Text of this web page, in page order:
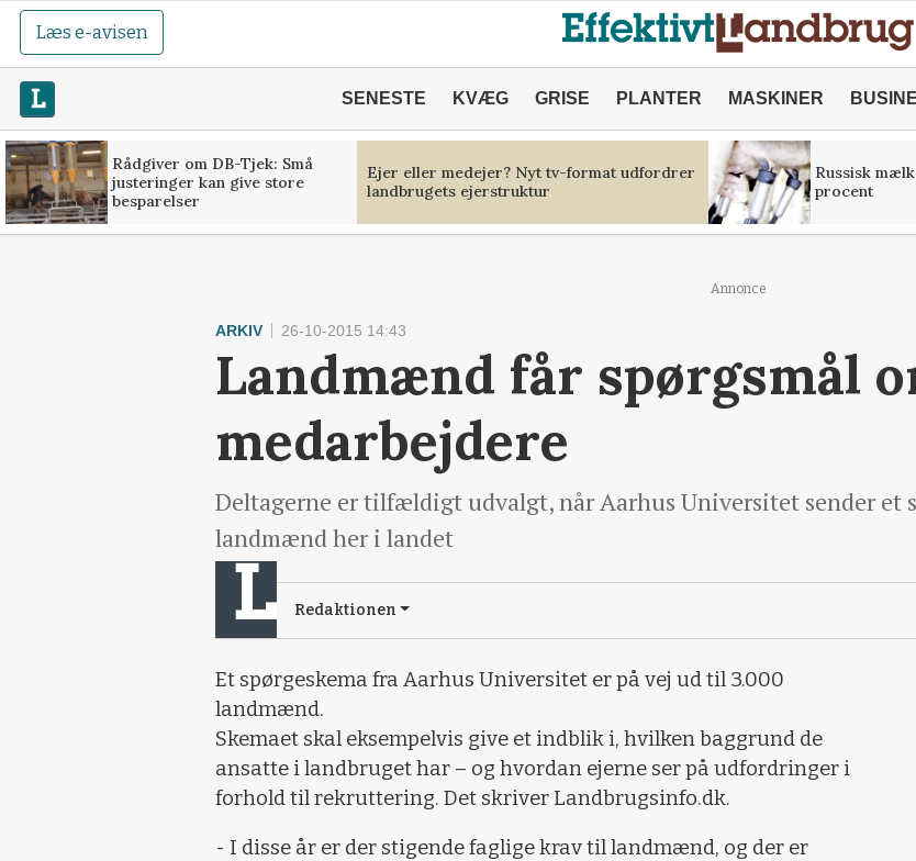
Læs e-avisen
SENESTE KVÆG GRISE PLANTER MASKINER
Rådgiver om DB-Tjek: Små
justeringer kan give store
besparelser
Ejer eller medejer? Nyt tv-format udfordrer
landbrugets ejerstruktur
Russisk
procent
Annonce
ARKIV 26-10-2015 14:43
Landmænd får spørgsmål
medarbejdere
Deltagerne er tilfældigt udvalgt, når Aarhus Universitet sender et
landmænd her i landet
Redaktionen
Et spørgeskema fra Aarhus Universitet er på vej ud til 3.000
landmænd.
Skemaet skal eksempelvis give et indblik i, hvilken baggrund de
ansatte i landbruget har – og hvordan ejerne ser på udfordringer i
forhold til rekruttering. Det skriver Landbrugsinfo.dk.
- I disse år er der stigende faglige krav til landmænd, og der er